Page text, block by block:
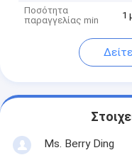
Ποσότητα
παραγγελίας min
1
Ms. Berry Ding